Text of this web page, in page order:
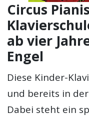
Circus
ab vier
Engel
Diese Kinder-
und bereits in
Dabei steht ein